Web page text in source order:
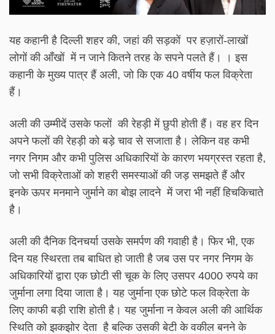
यह कहानी है दिल्ली शहर की, जहां की सड़कों पर हज़ारों-लाखों
लोगों की आँखों में न जाने कितने तरह के सपने पलते हैं। । इस
कहानी के मुख्य पात्र हैं अली, जो कि एक 40 वर्षीय फल विक्रेता
हैं।
अली की उम्मीदें उसके फलों की रेहड़ी में छुपी होती हैं। वह हर दिन
अपने फलों की रेहड़ी को बड़े चाव से सजाता है। लेकिन वह कभी
नगर निगम और कभी पुलिस अधिकारियों के कारण भयग्रस्त रहता है,
जो सभी विक्रेताओं को शहरी समस्याओं की जड़ समझते हैं और
इनके ऊपर मनमाने जुर्माने का बोझ लादने में जरा भी नहीं हिचकिचाते
है।
अली की दैनिक दिनचर्या उसके समर्पण की गवाही है। फिर भी, एक
दिन यह स्थिरता तब बाधित हो जाती है जब उस पर नगर निगम के
अधिकारियों द्वारा एक छोटी सी चूक के लिए उसपर 4000 रुपये का
जुर्माना लगा दिया जाता है। यह जुर्माना एक छोटे फल विक्रेता के
लिए काफी बड़ी राशि होती है। यह जुर्माना न केवल अली की आर्थिक
स्थिति को झकझोर देता है बल्कि उसकी बेटी के वकील बनने के